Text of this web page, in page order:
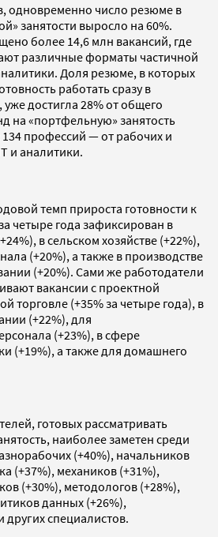
одновременно число резюме в
занятости выросло на 60%.
более 14,6 млн вакансий, где
различные форматы частичной
Доля резюме, в которых
работать сразу в
достигла 28% от общего
на «портфельную» занятость
профессий — от рабочих и
и аналитики.
темп прироста готовности к
четыре года зафиксирован в
в сельском хозяйстве (+22%),
(+20%), а также в производстве
(+20%). Сами же работодатели
вакансии с проектной
торговле (+35% за четыре года), в
(+22%), для
(+23%), в сфере
(+19%), а также для домашнего
готовых рассматривать
наиболее заметен среди
(+40%), начальников
(+37%), механиков (+31%),
(+30%), методологов (+28%),
данных (+26%),
других специалистов.